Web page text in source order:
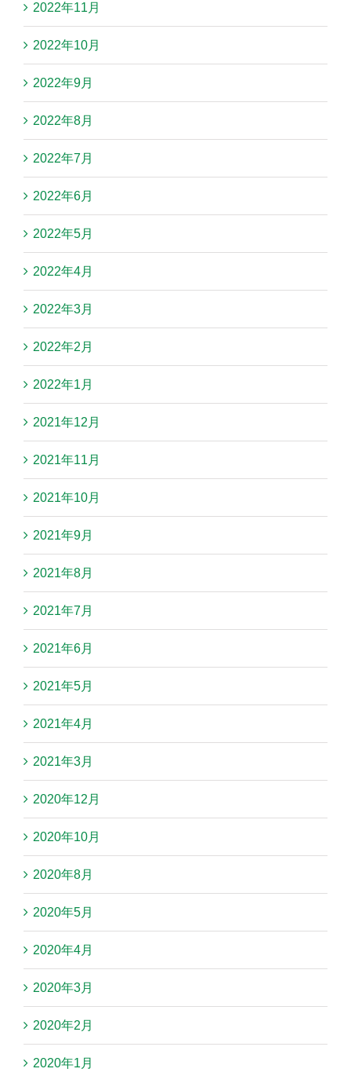
2022年11月
2022年10月
2022年9月
2022年8月
2022年7月
2022年6月
2022年5月
2022年4月
2022年3月
2022年2月
2022年1月
2021年12月
2021年11月
2021年10月
2021年9月
2021年8月
2021年7月
2021年6月
2021年5月
2021年4月
2021年3月
2020年12月
2020年10月
2020年8月
2020年5月
2020年4月
2020年3月
2020年2月
2020年1月